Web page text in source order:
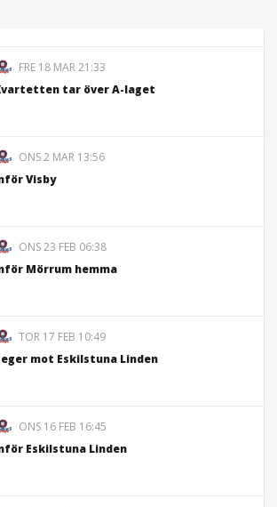
FRE 18 MAR 21:33
tar över A-laget
ONS 2 MAR 13:56
Visby
ONS 23 FEB 06:38
Mörrum hemma
TOR 17 FEB 10:49
mot Eskilstuna Linden
ONS 16 FEB 16:45
Eskilstuna Linden